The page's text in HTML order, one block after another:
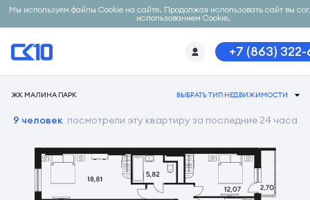
Мы используем файлы Cookie на сайте. Продолжая использовать сайт вы
использованием Cookie.
+7 (863)
ЖК МАЛИНА ПАРК ВЫБРАТЬ ТИП НЕДВИЖИМОСТИ
9 человек посмотрели эту квартиру за последние 24 часа